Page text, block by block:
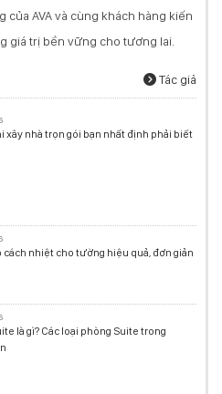
của AVA và cùng khách hàng kiến
giá trị bền vững cho tương lai.
Tác giả
xây nhà trọn gói bạn nhất định phải biết
cách nhiệt cho tường hiệu quả, đơn giản
là gì? Các loại phòng Suite trong